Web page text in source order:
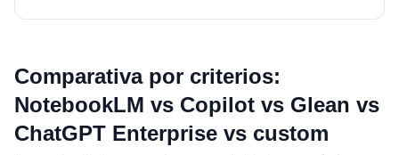
Comparativa por criterios:
NotebookLM vs Copilot vs Glean vs
ChatGPT Enterprise vs custom